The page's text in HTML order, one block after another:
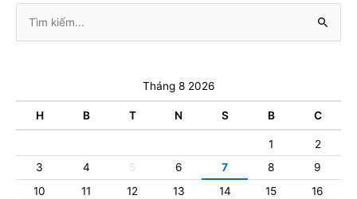
kiếm:
Tháng 8 2026
H B T N S B C
1
2
3
4 5 6 7 8
9
10
11 12 13 14 15
16